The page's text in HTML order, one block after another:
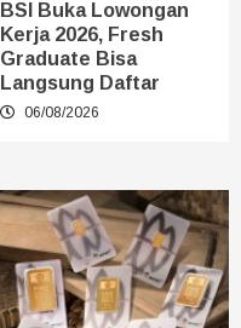
BSI Buka Lowongan
Kerja 2026, Fresh
Graduate Bisa
Langsung Daftar
06/08/2026